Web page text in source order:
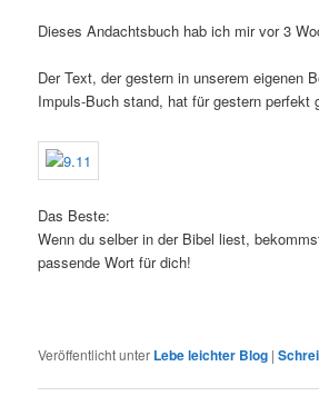
Dieses Andachtsbuch hab ich mir vor 3
Der Text, der gestern in unserem eigenen
Impuls-Buch stand, hat für gestern perfekt
Das Beste:
Wenn du selber in der Bibel liest,
passende Wort für dich!
Veröffentlicht unter Lebe leichter Blog |